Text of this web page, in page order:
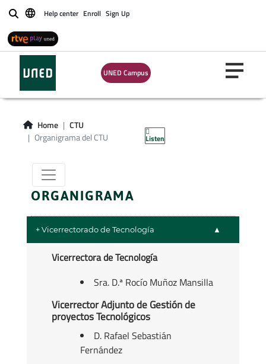
BuscarHelp center Enroll Sign Up
UNED Campus
Home
CTU
Organigrama del CTU
Listen
Organigrama del
CTU
ORGANIGRAMA
+ Vicerrectorado de Tecnología
Vicerrectora de Tecnología
Sra. D.ª Rocío Muñoz Mansilla
Vicerrector Adjunto de Gestión de
proyectos Tecnológicos
D. Rafael Sebastián
Fernández